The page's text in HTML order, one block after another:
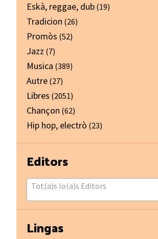
Eskà, reggae, dub (19)
Tradicion (26)
Promòs (52)
Jazz (7)
Musica (389)
Autre (27)
Libres (2051)
Chançon (62)
Hip hop, electrò (23)
Editors
Tot(a)s lo(a)s Editors
Lingas